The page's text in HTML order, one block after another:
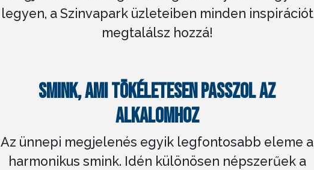
legyen, a Szinvapark üzleteiben minden inspirációt
megtalálsz hozzá!
SMINK, AMI TÖKÉLETESEN PASSZOL AZ
ALKALOMHOZ
Az ünnepi megjelenés egyik legfontosabb eleme a
harmonikus smink. Idén különösen népszerűek a